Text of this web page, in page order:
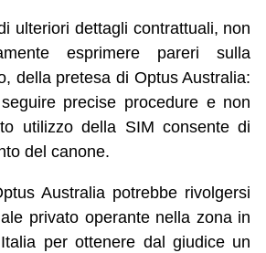
ulteriori dettagli contrattuali, non
esprimere pareri sulla
della pretesa di Optus Australia:
precise procedure e non
utilizzo della SIM consente di
del canone.
Australia potrebbe rivolgersi
privato operante nella zona in
per ottenere dal giudice un